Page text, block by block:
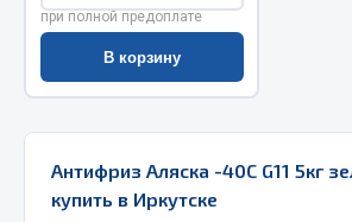
Двигатель
Система питания
при полной предоплате
В корзину
Антифриз Аляска -40С G11 5кг
купить в Иркутске